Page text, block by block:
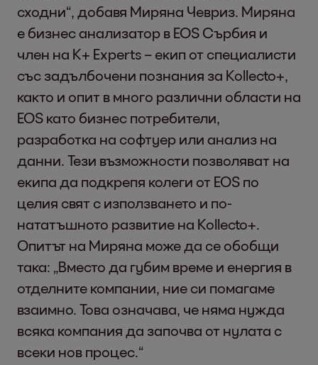
сходни“, добавя Миряна Чевриз. Миряна
е бизнес анализатор в EOS Сърбия и
член на K+ Experts – екип от специалисти
със задълбочени познания за Kollecto+,
както и опит в много различни области на
EOS като бизнес потребители,
разработка на софтуер или анализ на
данни. Тези възможности позволяват на
екипа да подкрепя колеги от EOS по
целия свят с използването и по-
нататъшното развитие на Kollecto+.
Опитът на Миряна може да се обобщи
така: „Вместо да губим време и енергия в
отделните компании, ние си помагаме
взаимно. Това означава, че няма нужда
всяка компания да започва от нулата с
всеки нов процес.“